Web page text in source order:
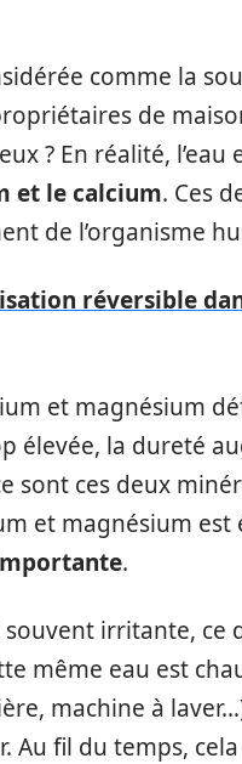
comme la
de
? En réalité,
et le calcium. Ces
de l’organisme
réversible
et magnésium
élevée, la dureté
sont ces deux
et magnésium est
.
irritante, ce
même eau est
machine à
Au fil du temps,